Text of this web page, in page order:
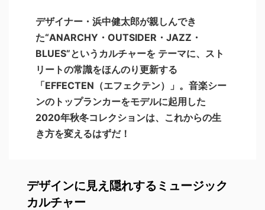
デザイナー・浜中健太郎が親しんでき
た“ANARCHY・OUTSIDER・JAZZ・
BLUES”というカルチャーを テーマに、スト
リートの常識をほんのり更新する
「EFFECTEN（エフェクテン）」。音楽シー
ンのトップランカーをモデルに起用した
2020年秋冬コレクションは、これからの生
き方を変えるはずだ！
デザインに見え隠れするミュージック
カルチャー